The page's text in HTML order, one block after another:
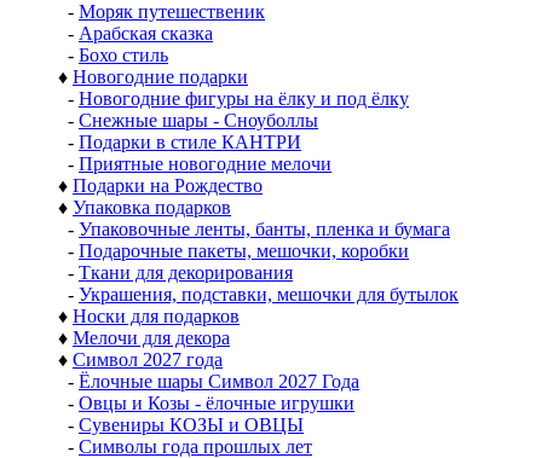
- Моряк путешественик
- Арабская сказка
- Бохо стиль
♦ Новогодние подарки
- Новогодние фигуры на ёлку и под ёлку
- Снежные шары - Сноуболлы
- Подарки в стиле КАНТРИ
- Приятные новогодние мелочи
♦ Подарки на Рождество
♦ Упаковка подарков
- Упаковочные ленты, банты, пленка и бумага
- Подарочные пакеты, мешочки, коробки
- Ткани для декорирования
- Украшения, подставки, мешочки для бутылок
♦ Носки для подарков
♦ Мелочи для декора
♦ Символ 2027 года
- Ёлочные шары Символ 2027 Года
- Овцы и Козы - ёлочные игрушки
- Сувениры КОЗЫ и ОВЦЫ
- Символы года прошлых лет